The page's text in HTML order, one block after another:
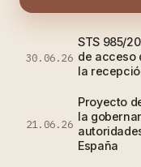
30.06.26
STS 985/
de acceso
la
21.06.26
Proyecto
la
España